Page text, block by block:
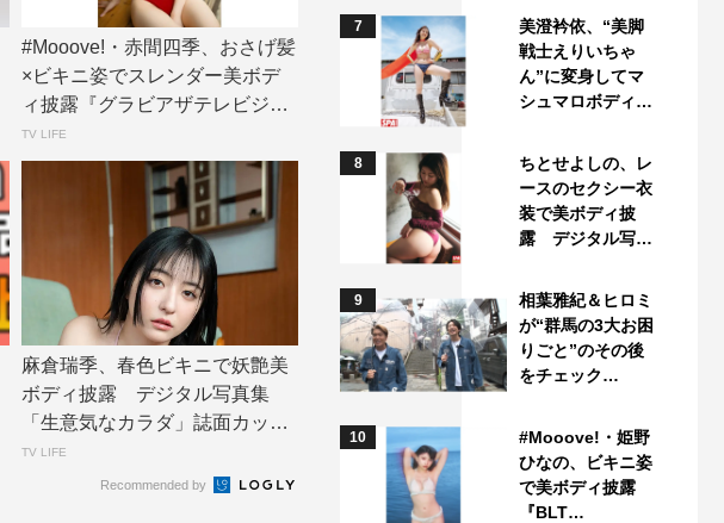
#Mooove!・赤間四季、おさげ髪
×ビキニ姿でスレンダー美ボデ
ィ披露『グラビアザテレビジョ
ン』アザ...
TV LIFE
麻倉瑞季、春色ビキニで妖艶美
ボディ披露 デジタル写真集
「生意気なカラダ」誌面カット
公開 | TV L...
TV LIFE
Recommended by
7
美澄衿依、“美脚
戦士えりいちゃ
ん”に変身してマ
シュマロボディ…
8
ちとせよしの、レ
ースのセクシー衣
装で美ボディ披
露 デジタル写…
9
相葉雅紀＆ヒロミ
が“群馬の3大お困
りごと”のその後
をチェック…
10
#Mooove!・姫野
ひなの、ビキニ姿
で美ボディ披露
『BLT…